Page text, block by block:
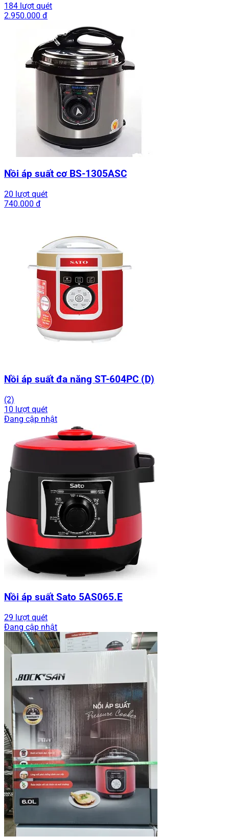
184 lượt quét
2.950.000 đ
Nồi áp suất cơ BS-1305ASC
20 lượt quét
740.000 đ
Nồi áp suất đa năng ST-604PC (D)
(2)
10 lượt quét
Đang cập nhật
Nồi áp suất Sato 5AS065.E
29 lượt quét
Đang cập nhật